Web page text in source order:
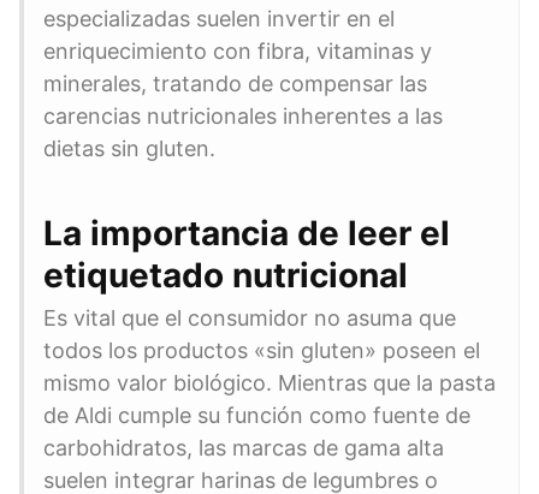
especializadas suelen invertir en el
enriquecimiento con fibra, vitaminas y
minerales, tratando de compensar las
carencias nutricionales inherentes a las
dietas sin gluten.
La importancia de leer el
etiquetado nutricional
Es vital que el consumidor no asuma que
todos los productos «sin gluten» poseen el
mismo valor biológico. Mientras que la pasta
de Aldi cumple su función como fuente de
carbohidratos, las marcas de gama alta
suelen integrar harinas de legumbres o